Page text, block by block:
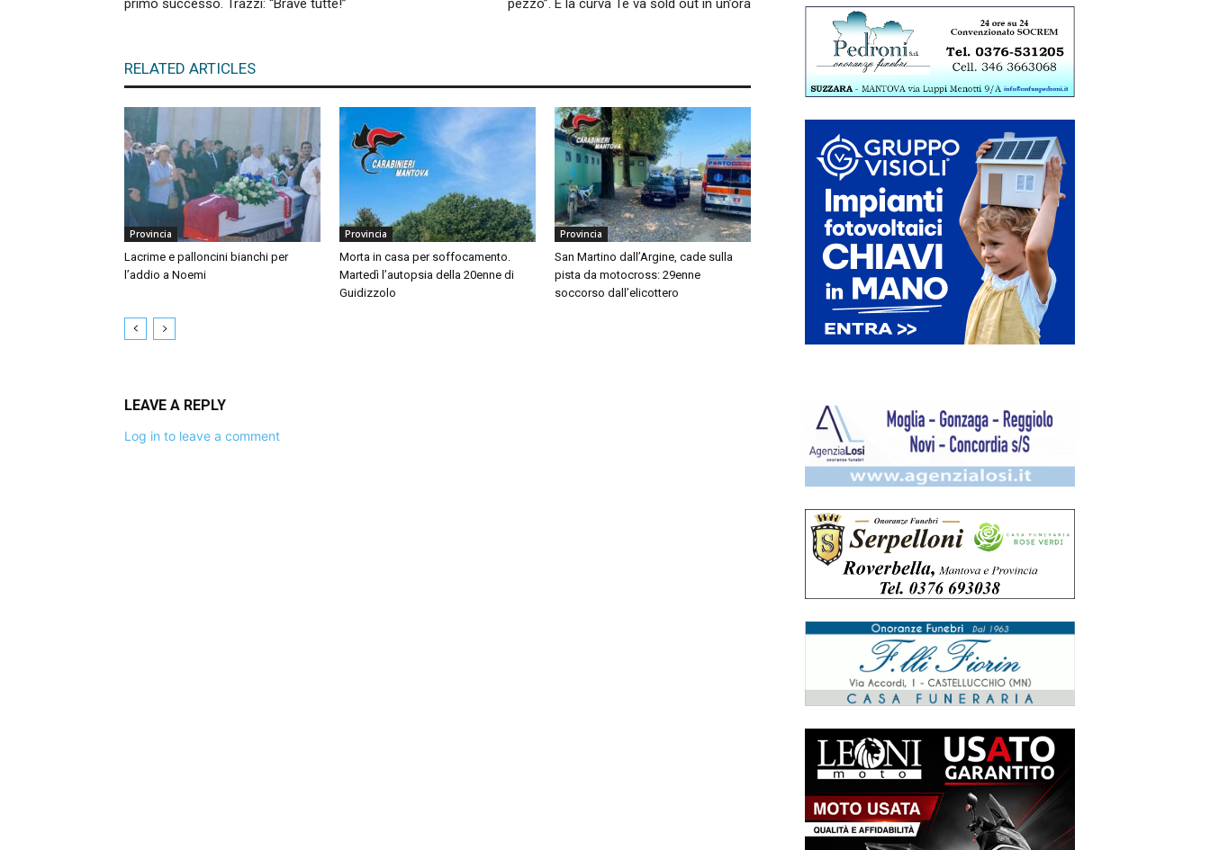
primo successo. Trazzi: “Brave tutte!”
pezzo”. E la curva Te va sold out in un’ora
RELATED ARTICLES
Provincia
Lacrime e palloncini bianchi per
l’addio a Noemi
Provincia
Morta in casa per soffocamento.
Martedì l’autopsia della 20enne di
Guidizzolo
Provincia
San Martino dall’Argine, cade sulla
pista da motocross: 29enne
soccorso dall’elicottero
LEAVE A REPLY
Log in to leave a comment